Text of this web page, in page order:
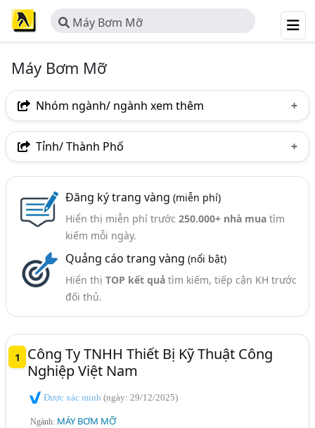
Máy Bơm Mỡ
Máy Bơm Mỡ
Nhóm ngành/ ngành xem thêm
Ngành nghề
Ngành xem thêm
Ô Tô - Thiết Bị Sửa Chữa Ô Tô (124)
Tỉnh/ Thành Phố
Đăng ký trang vàng (miễn phí)
Hiển thị miễn phí trước 250.000+ nhà muatìm
kiếm mỗi ngày.
Quảng cáo trang vàng (nổi bật)
Hiển thị TOP kết quảtìm kiếm, tiếp cận KH trước
đối thủ.
1
Công Ty TNHH Thiết Bị Kỹ Thuật Công
Nghiệp Việt Nam
Được xác minh(ngày: 29/12/2025)
Ngành: MÁY BƠM MỠ